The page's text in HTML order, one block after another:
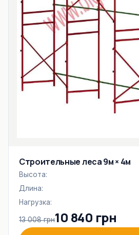
Строительные леса 9м × 4м
Высота:
Длина:
Нагрузка:
13 008 грн10 840 грн